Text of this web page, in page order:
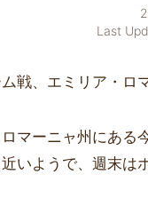
Last
戦、エミリア・ロ
マーニャ州にある
いようで、週末は